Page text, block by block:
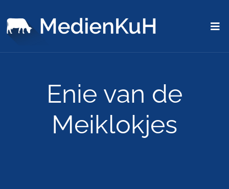
Enie van de
Meiklokjes